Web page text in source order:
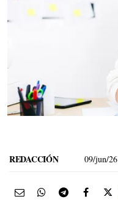
REDACCIÓN 09/jun/26